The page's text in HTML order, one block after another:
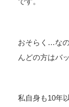
おそらく…な
んどの方はバ
私自身も10年